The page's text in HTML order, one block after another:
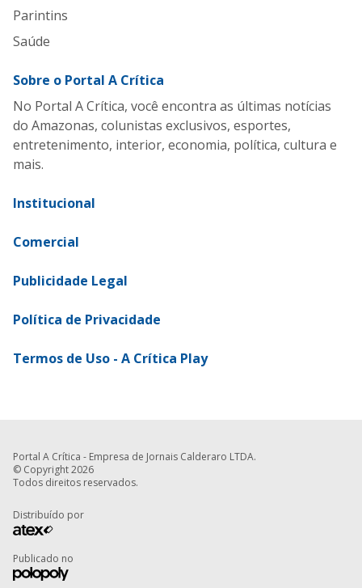
Parintins
Saúde
Sobre o Portal A Crítica
No Portal A Crítica, você encontra as últimas notícias
do Amazonas, colunistas exclusivos, esportes,
entretenimento, interior, economia, política, cultura e
mais.
Institucional
Comercial
Publicidade Legal
Política de Privacidade
Termos de Uso - A Crítica Play
Portal A Crítica - Empresa de Jornais Calderaro LTDA.
© Copyright 2026
Todos direitos reservados.
Distribuído por
Publicado no